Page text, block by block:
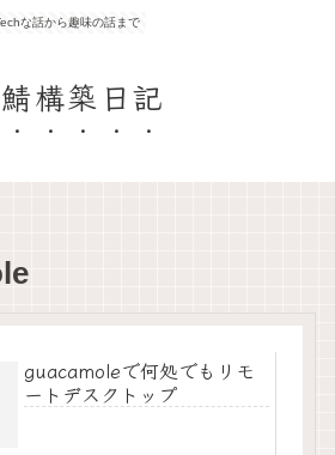
な話から趣味の話まで
構築日記
guacamoleで何処でもリモ
ートデスクトップ